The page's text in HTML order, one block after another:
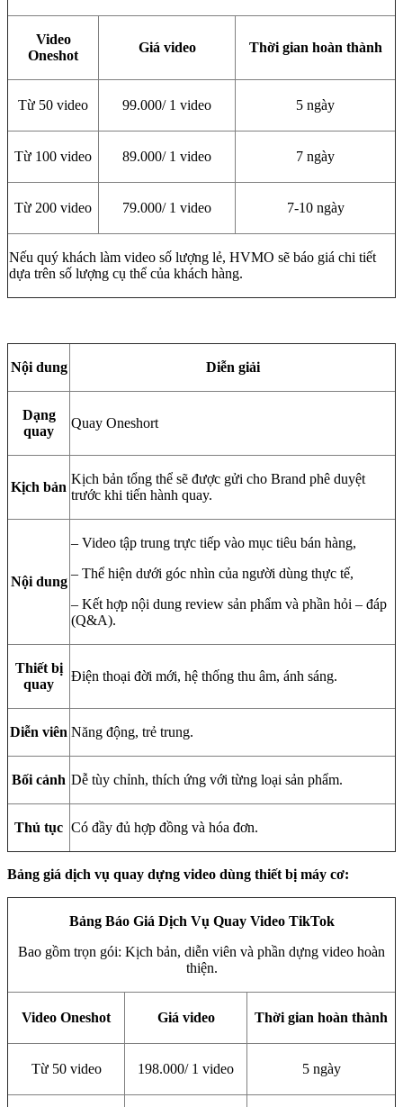
Video
Oneshot
Giá video Thời gian hoàn thành
Từ 50 video 99.000/ 1 video 5 ngày
Từ 100 video 89.000/ 1 video 7 ngày
Từ 200 video 79.000/ 1 video 7-10 ngày
Nếu quý khách làm video số lượng lẻ, HVMO sẽ báo giá chi tiết
dựa trên số lượng cụ thể của khách hàng.
Nội dung Diễn giải
Dạng
quay
Quay Oneshort
Kịch bản
Kịch bản tổng thể sẽ được gửi cho Brand phê duyệt
trước khi tiến hành quay.
Nội dung
– Video tập trung trực tiếp vào mục tiêu bán hàng,
– Thể hiện dưới góc nhìn của người dùng thực tế,
– Kết hợp nội dung review sản phẩm và phần hỏi – đáp
(Q&A).
Thiết bị
quay
Điện thoại đời mới, hệ thống thu âm, ánh sáng.
Diễn viên Năng động, trẻ trung.
Bối cảnh Dễ tùy chỉnh, thích ứng với từng loại sản phẩm.
Thủ tục Có đầy đủ hợp đồng và hóa đơn.
Bảng giá dịch vụ quay dựng video dùng thiết bị máy cơ:
Bảng Báo Giá Dịch Vụ Quay Video TikTok
Bao gồm trọn gói: Kịch bản, diễn viên và phần dựng video hoàn
thiện.
Video Oneshot Giá video Thời gian hoàn thành
Từ 50 video 198.000/ 1 video 5 ngày